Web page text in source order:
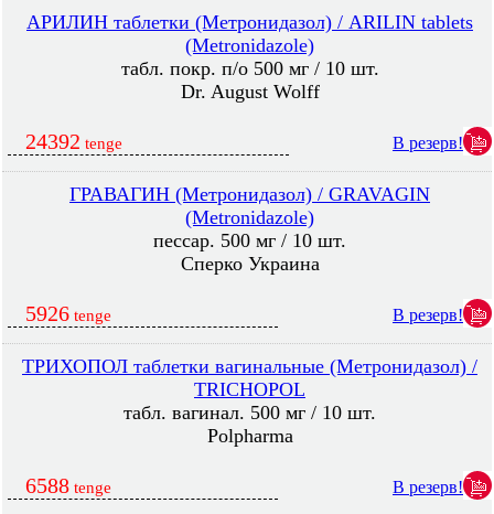
АРИЛИН таблетки (Метронидазол) / ARILIN tablets
(Metronidazole)
табл. покр. п/о 500 мг / 10 шт.
Dr. August Wolff
24392 tenge В резерв!
ГРАВАГИН (Метронидазол) / GRAVAGIN
(Metronidazole)
пессар. 500 мг / 10 шт.
Сперко Украина
5926 tenge В резерв!
ТРИХОПОЛ таблетки вагинальные (Метронидазол) /
TRICHOPOL
табл. вагинал. 500 мг / 10 шт.
Polpharma
6588 tenge В резерв!